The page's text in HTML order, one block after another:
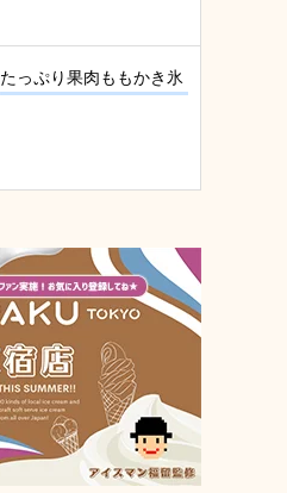
たっぷり果肉ももかき氷